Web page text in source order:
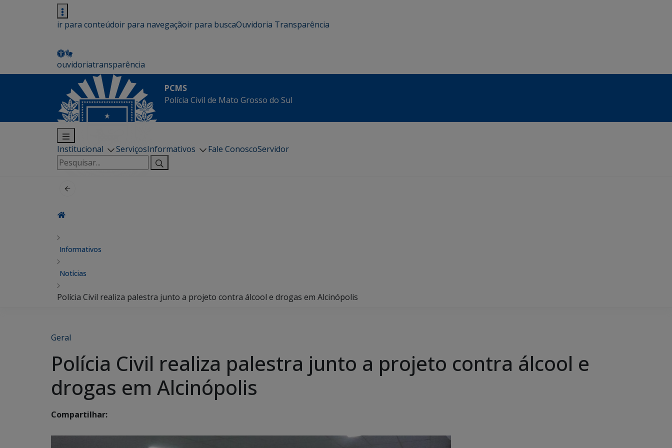
ir para conteúdoir para navegaçãoir para buscaOuvidoria Transparência
ouvidoriatransparência
PCMS
Polícia Civil de Mato Grosso do Sul
Institucional ServiçosInformativos Fale ConoscoServidor
Pesquisar
por:
Informativos
Notícias
Polícia Civil realiza palestra junto a projeto contra álcool e drogas em Alcinópolis
Geral
Polícia Civil realiza palestra junto a projeto contra álcool e
drogas em Alcinópolis
Compartilhar: